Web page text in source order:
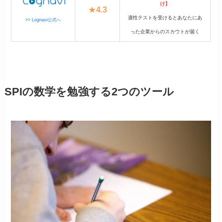
>> Lognavi公式へ
★4.3
け】
適性テストを受けるとあなたにあ
った企業からのスカウトが届く
SPIの数学を勉強する2つのツール